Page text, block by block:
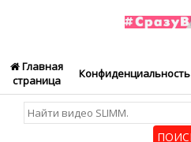
Главная
страница
Конфиденциальность